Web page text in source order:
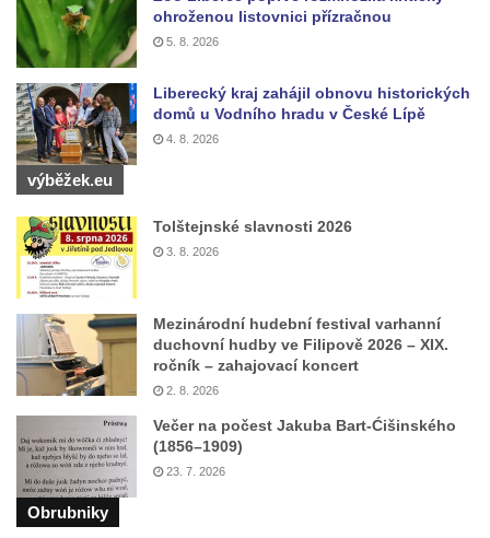
Pomník na paměť zrušení roboty v Plavu
Socha vodníka v Plavu
Socha svatého Jana Nepomuckého v
Třebušíně
Pamětní deska Johanna Nepomuka
Fischera na domě čp. 5/16 na třídě 9.
Pamětní deska Johanna Neumanna
severně od Tokáně
Obrázek svatého Huberta na buku svatého
Huberta
Obrázek svatého Jakuba na skále u cesty
východně od Srbské Kamenice
Busta Jana Amose Komenského na domě
čp. 37 v Račicích
Socha ležícího koně v Sadech
Československé armády v Teplicích
ohroženou listovnici přízračnou
5. 8. 2026
Liberecký kraj zahájil obnovu historických
domů u Vodního hradu v České Lípě
4. 8. 2026
výběžek.eu
Tolštejnské slavnosti 2026
3. 8. 2026
Mezinárodní hudební festival varhanní
duchovní hudby ve Filipově 2026 – XIX.
ročník – zahajovací koncert
2. 8. 2026
Večer na počest Jakuba Bart-Ćišinského
(1856–1909)
23. 7. 2026
Obrubniky